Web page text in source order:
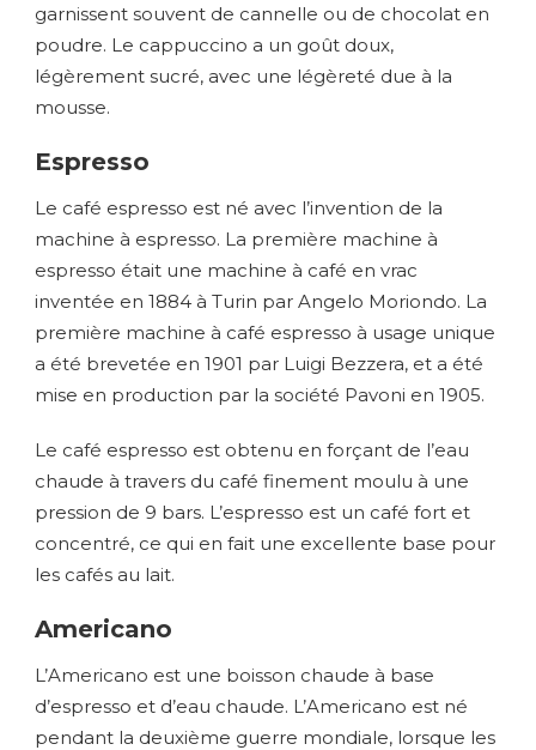
garnissent souvent de cannelle ou de chocolat en
poudre. Le cappuccino a un goût doux,
légèrement sucré, avec une légèreté due à la
mousse.
Espresso
Le café espresso est né avec l’invention de la
machine à espresso. La première machine à
espresso était une machine à café en vrac
inventée en 1884 à Turin par Angelo Moriondo. La
première machine à café espresso à usage unique
a été brevetée en 1901 par Luigi Bezzera, et a été
mise en production par la société Pavoni en 1905.
Le café espresso est obtenu en forçant de l’eau
chaude à travers du café finement moulu à une
pression de 9 bars. L’espresso est un café fort et
concentré, ce qui en fait une excellente base pour
les cafés au lait.
Americano
L’Americano est une boisson chaude à base
d’espresso et d’eau chaude. L’Americano est né
pendant la deuxième guerre mondiale, lorsque les